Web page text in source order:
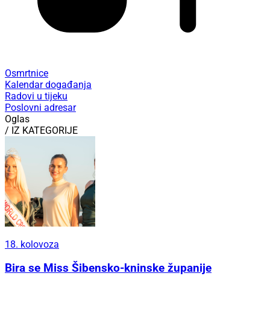
Osmrtnice
Kalendar događanja
Radovi u tijeku
Poslovni adresar
Oglas
/ IZ KATEGORIJE
18. kolovoza
Bira se Miss Šibensko-kninske županije